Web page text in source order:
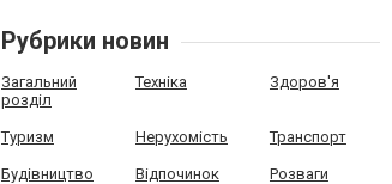
Рубрики новин
Загальний
розділ
Техніка Здоров'я
Туризм Нерухомість Транспорт
Будівництво Відпочинок Розваги